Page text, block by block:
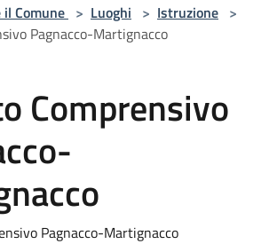
Comune > Luoghi > Istruzione >
Pagnacco-Martignacco
Comprensivo
Pagnacco-Martignacco